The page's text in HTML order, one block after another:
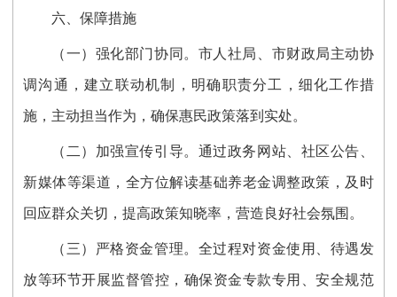
六、保障措施
（一）强化部门协同。 市人社局、市财政局主动协
调沟通，建立联动机制，明确职责分工， 细化工作措
施，主动担当作为，确保惠民政策落到实处。
（二）加强宣传引导。 通过政务网站、社区公告、
新媒体等渠道， 全方位解读基础养老金调整政策，及时
回应群众关切，提高政策知晓率，营造良好社会氛围。
（三）严格资金管理。 全过程对资金使用、待遇发
放等环节开展监督管控， 确保资金专款专用、安全规范